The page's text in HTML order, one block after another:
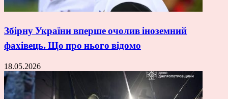
Збірну України вперше очолив іноземний
фахівець. Що про нього відомо
18.05.2026